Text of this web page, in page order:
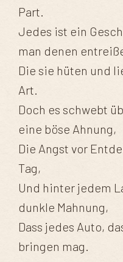
Part.
Jedes ist ein
man denen
Die sie hüten und
Art.
Doch es schwebt
eine böse Ahnung,
Die Angst vor
Tag,
Und hinter jedem
dunkle Mahnung,
Dass jedes Auto,
bringen mag.